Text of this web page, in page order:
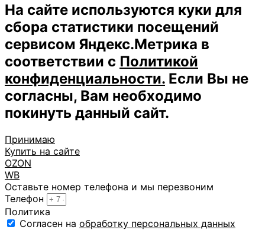
На сайте используются куки для
сбора статистики посещений
сервисом Яндекс.Метрика в
соответствии с Политикой
конфиденциальности. Если Вы не
согласны, Вам необходимо
покинуть данный сайт.
Принимаю
Купить на сайте
OZON
WB
Оставьте номер телефона и мы перезвоним
Телефон
Политика
Cогласен на обработку персональных данных